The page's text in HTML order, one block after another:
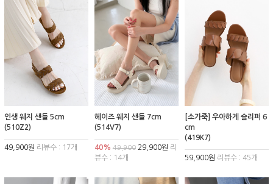
인생 웨지 샌들 5cm
(510Z2)
49,900원 리뷰수 : 17개
헤이즈 웨지 샌들 7cm
(514V7)
40% 49,90029,900원 리
뷰수 : 14개
[소가죽] 우아하게 슬리퍼 6
cm
(419K7)
59,900원 리뷰수 : 45개